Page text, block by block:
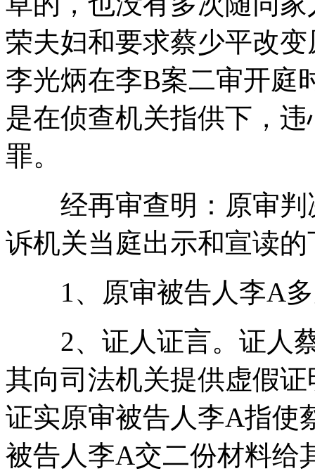
荣夫妇和要求蔡少平改
李光炳在李B案二审开庭
是在侦查机关指供下，
罪。
经再审查明：原审判
诉机关当庭出示和宣读
1、原审被告人李A多
2、证人证言。证人蔡
其向司法机关提供虚假
证实原审被告人李A指使
被告人李A交二份材料给